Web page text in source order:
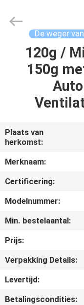
THUIS
PRODUCTEN
ONS
RONDLEIDING
DOOR
DE
FABRIEK
NEEM
CONTACT
De weger
120g /
150g
Plaats van
herkomst:
Merknaam:
Certificering:
Modelnummer:
Min. bestelaantal:
Prijs:
Verpakking Details:
Levertijd:
Betalingscondities: